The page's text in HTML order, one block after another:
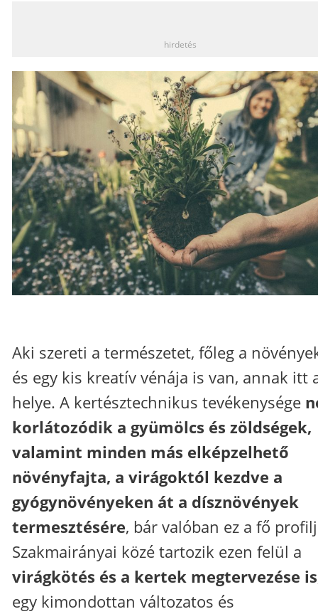
hirdetés
Aki szereti a természetet, főleg a
és egy kis kreatív vénája is van, annak itt
helye. A kertésztechnikus tevékenysége
korlátozódik a gyümölcs és zöldségek,
valamint minden más elképzelhető
növényfajta, a virágoktól kezdve a
gyógynövényeken át a dísznövények
termesztésére, bár valóban ez a fő
Szakmairányai közé tartozik ezen felül a
virágkötés és a kertek megtervezése is
egy kimondottan változatos és